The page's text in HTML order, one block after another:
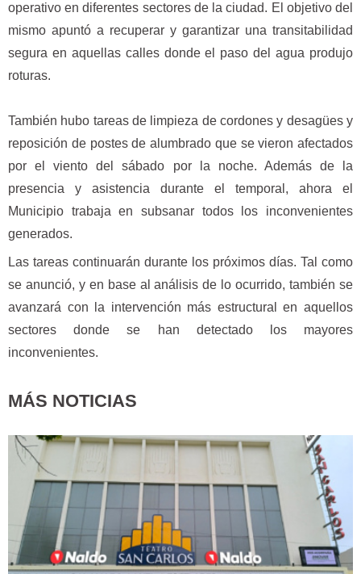
operativo en diferentes sectores de la ciudad. El objetivo del
mismo apuntó a recuperar y garantizar una transitabilidad
segura en aquellas calles donde el paso del agua produjo
roturas.
También hubo tareas de limpieza de cordones y desagües y
reposición de postes de alumbrado que se vieron afectados
por el viento del sábado por la noche. Además de la
presencia y asistencia durante el temporal, ahora el
Municipio trabaja en subsanar todos los inconvenientes
generados.
Las tareas continuarán durante los próximos días. Tal como
se anunció, y en base al análisis de lo ocurrido, también se
avanzará con la intervención más estructural en aquellos
sectores donde se han detectado los mayores
inconvenientes.
MÁS NOTICIAS